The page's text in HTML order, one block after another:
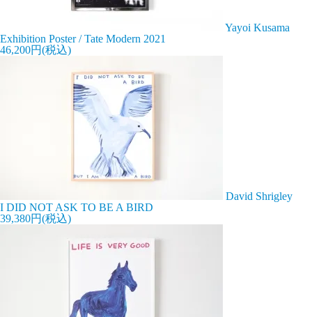
Yayoi Kusama
Exhibition Poster / Tate Modern 2021
46,200円(税込)
David Shrigley
I DID NOT ASK TO BE A BIRD
39,380円(税込)